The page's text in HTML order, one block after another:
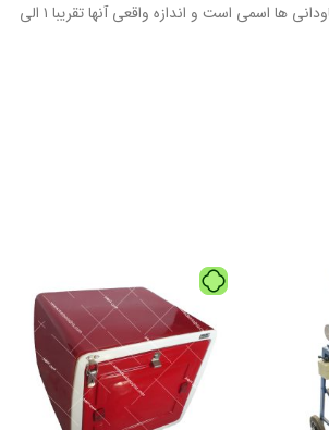
باید توجه داشت که سایز ناودانی ها اسمی است و اندازه واقعی آنها تقریبا ۱ الی